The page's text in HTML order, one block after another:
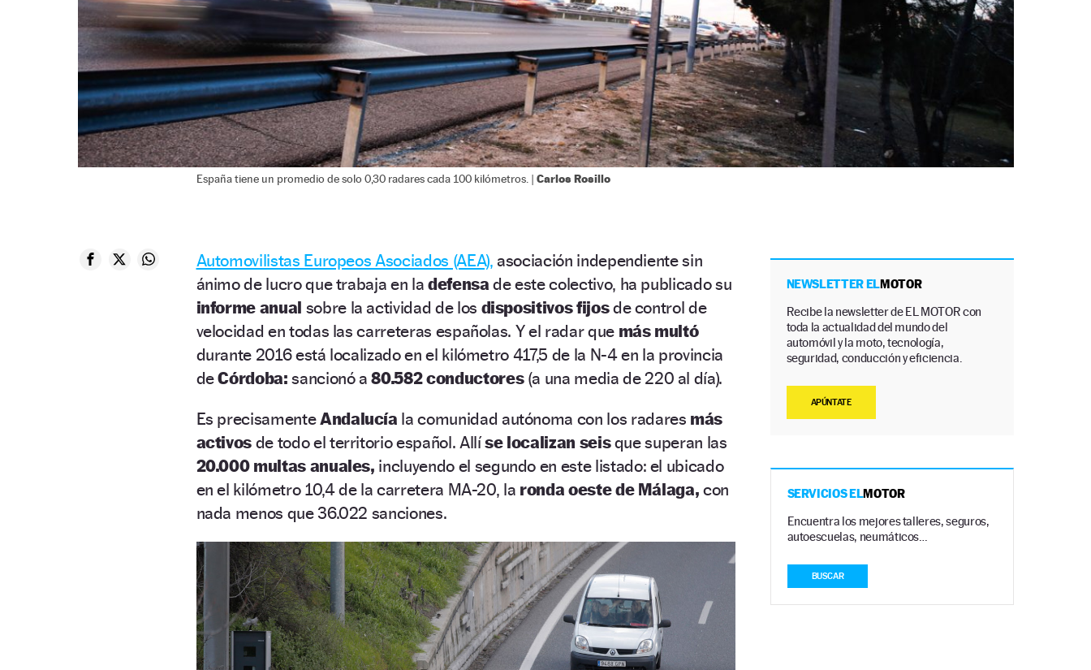
España tiene un promedio de solo 0,30 radares cada 100 kilómetros. | Carlos Rosillo
Automovilistas Europeos Asociados (AEA), asociación independiente sin
ánimo de lucro que trabaja en la defensa de este colectivo, ha publicado su
informe anual sobre la actividad de los dispositivos fijosde control de
velocidad en todas las carreteras españolas. Y el radar que más multó
durante 2016 está localizado en el kilómetro 417,5 de la N-4 en la provincia
deCórdoba: sancionó a80.582 conductores (a una media de 220 al día).
Es precisamenteAndalucía la comunidad autónoma con los radares más
activos de todo el territorio español. Allíse localizan seisque superan las
20.000 multas anuales, incluyendo el segundo en este listado: el ubicado
en el kilómetro 10,4 de la carretera MA-20, la ronda oeste de Málaga, con
nada menos que 36.022 sanciones.
NEWSLETTER ELMOTOR
Recibe la newsletter de EL MOTOR con
toda la actualidad del mundo del
automóvil y la moto, tecnología,
seguridad, conducción y eficiencia.
APÚNTATE
SERVICIOS ELMOTOR
Encuentra los mejores talleres, seguros,
autoescuelas, neumáticos…
BUSCAR